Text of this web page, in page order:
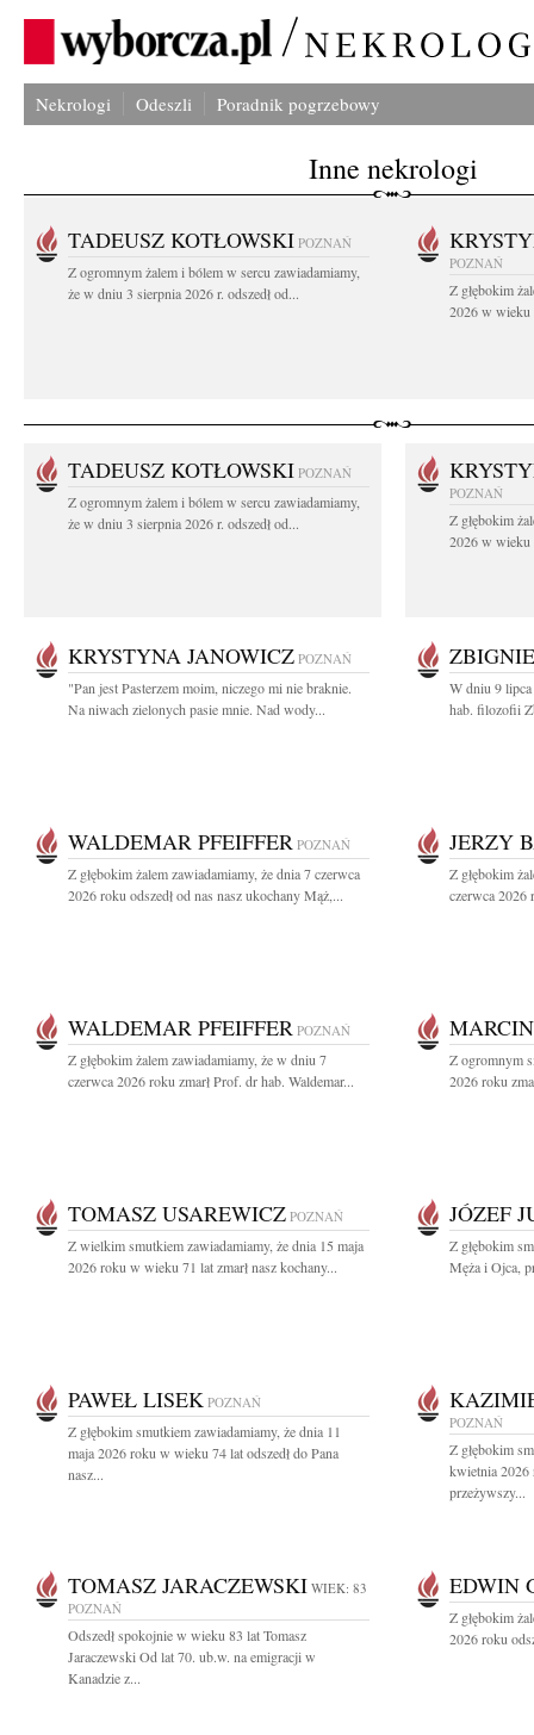
Nekrologi Odeszli Poradnik pogrzebowy
Inne nekrologi
TADEUSZ KOTŁOWSKI POZNAŃ
Z ogromnym żalem i bólem w sercu zawiadamiamy,
że w dniu 3 sierpnia 2026 r. odszedł od...
POZNAŃ
Z głębokim
2026 w wieku
TADEUSZ KOTŁOWSKI POZNAŃ
Z ogromnym żalem i bólem w sercu zawiadamiamy,
że w dniu 3 sierpnia 2026 r. odszedł od...
POZNAŃ
Z głębokim
2026 w wieku
KRYSTYNA JANOWICZ POZNAŃ
"Pan jest Pasterzem moim, niczego mi nie braknie.
Na niwach zielonych pasie mnie. Nad wody...
W dniu 9
hab. filozofii
WALDEMAR PFEIFFER POZNAŃ
Z głębokim żalem zawiadamiamy, że dnia 7 czerwca
2026 roku odszedł od nas nasz ukochany Mąż,...
JERZY
Z głębokim
czerwca 2026
WALDEMAR PFEIFFER POZNAŃ
Z głębokim żalem zawiadamiamy, że w dniu 7
czerwca 2026 roku zmarł Prof. dr hab. Waldemar...
Z ogromnym
2026 roku
TOMASZ USAREWICZ POZNAŃ
Z wielkim smutkiem zawiadamiamy, że dnia 15 maja
2026 roku w wieku 71 lat zmarł nasz kochany...
JÓZEF
Z głębokim
Męża i Ojca,
PAWEŁ LISEK POZNAŃ
Z głębokim smutkiem zawiadamiamy, że dnia 11
maja 2026 roku w wieku 74 lat odszedł do Pana
nasz...
POZNAŃ
Z głębokim
kwietnia 2026
przeżywszy...
TOMASZ JARACZEWSKI WIEK: 83
POZNAŃ
Odszedł spokojnie w wieku 83 lat Tomasz
Jaraczewski Od lat 70. ub.w. na emigracji w
Kanadzie z...
EDWIN
Z głębokim
2026 roku